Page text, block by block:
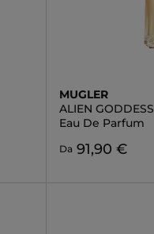
MUGLER
ALIEN GODDESS
Eau De Parfum
Da 91,90 €